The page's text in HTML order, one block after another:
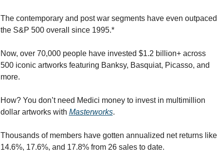
The contemporary and post war segments have even outpaced
the S&P 500 overall since 1995.*
Now, over 70,000 people have invested $1.2 billion+ across
500 iconic artworks featuring Banksy, Basquiat, Picasso, and
more.
How? You don’t need Medici money to invest in multimillion
dollar artworks with Masterworks.
Thousands of members have gotten annualized net returns like
14.6%, 17.6%, and 17.8% from 26 sales to date.